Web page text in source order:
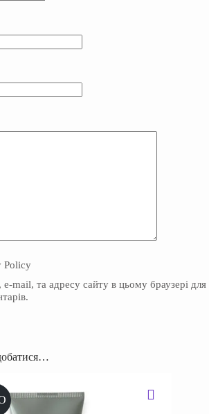
Policy
e-mail, та адресу сайту в цьому браузері для